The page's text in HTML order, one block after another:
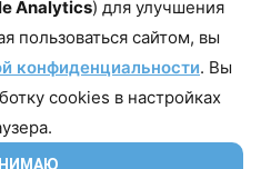
Магомаев Тимур Нухович. Контакты
vestiskfo@gmail.com По вопросам
д. 1а. Все права защищены.
материалов запрещено, частичное
гиперссылки на сайт mirmol.ru.
Analytics) для улучшения
пользоваться сайтом, вы
конфиденциальности. Вы
cookies в настройках